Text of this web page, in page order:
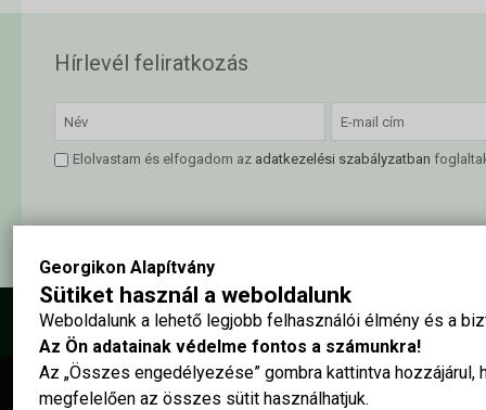
Georgikon Alapítvány
Sütiket használ a weboldalunk
Weboldalunk a lehető legjobb felhasználói élmény és a
Az Ön adatainak védelme fontos a számunkra!
Az „Összes engedélyezése” gombra kattintva hozzájárul,
megfelelően az összes sütit használhatjuk.
Hírlevél feliratkozás
Elolvastam és elfogadom az adatkezelési szabályzatban
© 2025 - Georgikon Alapítvány |site by